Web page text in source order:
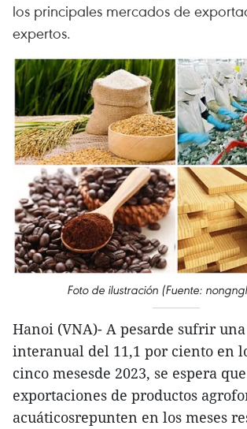
los principales mercados de
expertos.
Foto de ilustración (Fuente:
Hanoi (VNA)- A pesarde sufrir
interanual del 11,1 por ciento en
cinco mesesde 2023, se espera
exportaciones de productos
acuáticosrepunten en los meses